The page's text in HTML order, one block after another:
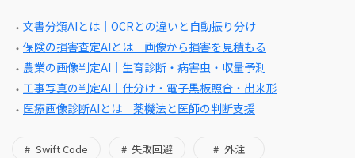
文書分類AIとは｜OCRとの違いと自動振り分け
保険の損害査定AIとは｜画像から損害を見積もる
農業の画像判定AI｜生育診断・病害虫・収量予測
工事写真の判定AI｜仕分け・電子黒板照合・出来形
医療画像診断AIとは｜薬機法と医師の判断支援
Swift Code 失敗回避 外注